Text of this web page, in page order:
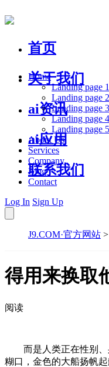
首页
关于我们
ai资讯
ai应用
联系我们
Home
Landing page 1
Landing page 2
Landing page 3
Landing page 4
Landing page 5
About Us
Services
Company
Blog
Contact
Log In Sign Up
J9.COM·官方网站 >
得用来换取
阅读
而是人类正在性别、
糊口，金色的大船扬帆